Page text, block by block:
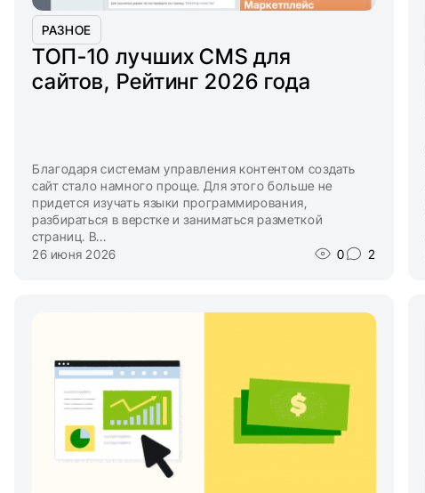
РАЗНОЕ
ТОП-10 лучших CMS для
сайтов, Рейтинг 2026 года
Благодаря системам управления контентом создать
сайт стало намного проще. Для этого больше не
придется изучать языки программирования,
разбираться в верстке и заниматься разметкой
страниц. В...
26 июня 2026
0 2